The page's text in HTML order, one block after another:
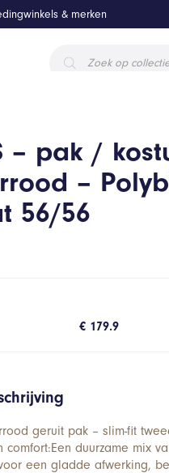
zoeken
& merken
– pak /
–
56/56
€ 179.9
geruit pak – slim-fit
duurzame mix
een gladde afwerking,